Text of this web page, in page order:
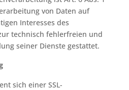
von Daten auf
Interesses des
technisch fehlerfreien und
seiner Dienste gestattet.
sich einer SSL-